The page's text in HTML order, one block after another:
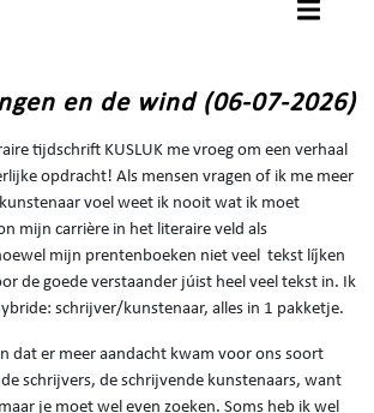
en de wind (06-07-2026)
tijdschrift KUSLUK me vroeg om een verhaal
opdracht! Als mensen vragen of ik me meer
voel weet ik nooit wat ik moet
mijn carrière in het literaire veld als
mijn prentenboeken niet veel tekst líj́ken
de goede verstaander júist heel veel tekst in. Ik
schrijver/kunstenaar, alles in 1 pakketje.
dat er meer aandacht kwam voor ons soort
schrijvers, de schrijvende kunstenaars, want
je moet wel even zoeken. Soms heb ik wel